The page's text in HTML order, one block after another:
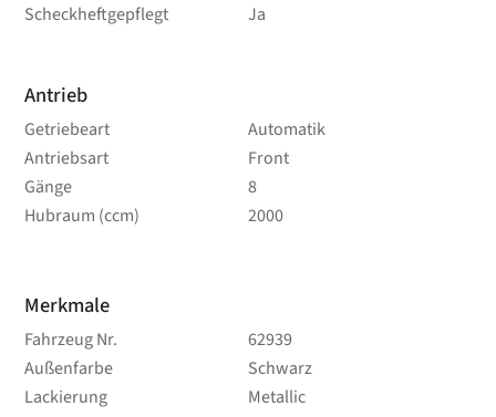
Scheckheftgepflegt
Ja
Antrieb
Getriebeart
Automatik
Antriebsart
Front
Gänge
8
Hubraum (ccm)
2000
Merkmale
Fahrzeug Nr.
62939
Außenfarbe
Schwarz
Lackierung
Metallic